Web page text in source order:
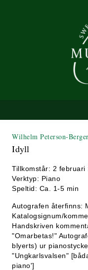
Wilhelm Peterson-Berger
Idyll
Tillkomstår: 2
Verktyp: Piano
Speltid: Ca. 1-5 min
Autografen återfinns:
Katalogsignum/
Handskriven
"Omarbetas!"
blyerts) ur
"Ungkarlsvalsen"
piano']